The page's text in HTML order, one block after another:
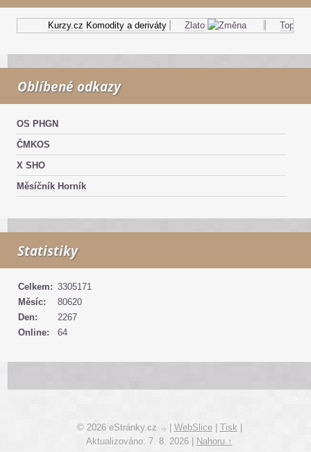
Kurzy.cz Komodity a deriváty Zlato Topný
Oblíbené odkazy
OS PHGN
ČMKOS
X SHO
Měsíčník Horník
Statistiky
Online: 64
Celkem: 3305171
Měsíc:
80620
Den:
2267
© 2026 eStránky.cz WebSlice Tisk
Aktualizováno: 7. 8. 2026
Nahoru ↑